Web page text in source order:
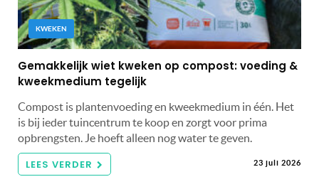
KWEKEN
Gemakkelijk wiet kweken op compost: voeding &
kweekmedium tegelijk
Compost is plantenvoeding en kweekmedium in één. Het
is bij ieder tuincentrum te koop en zorgt voor prima
opbrengsten. Je hoeft alleen nog water te geven.
LEES VERDER 23 juli 2026